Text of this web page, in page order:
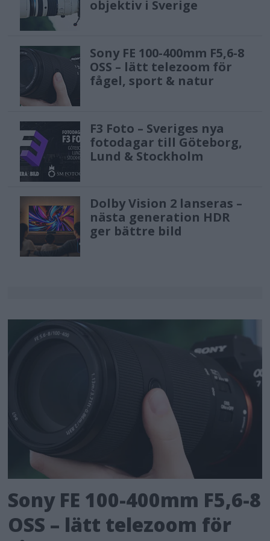
objektiv i Sverige
Sony FE 100-400mm F5,6-8
OSS – lätt telezoom för
fågel, sport & natur
F3 Foto – Sveriges nya
fotodagar till Göteborg,
Lund & Stockholm
Dolby Vision 2 lanseras –
nästa generation HDR
ger bättre bild
Sony FE 100-400mm F5,6-8
OSS – lätt telezoom för